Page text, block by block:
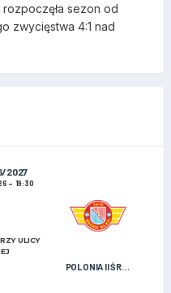
rozpoczęła sezon od
zwycięstwa 4:1 nad
2027
19:30
POLONIA II ŚRODA WIELKOPOLSKA
ULICY